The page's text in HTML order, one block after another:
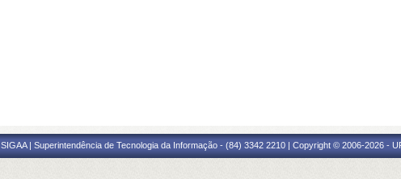
SIGAA | Superintendência de Tecnologia da Informação - (84) 3342 2210 | Copyright © 2006-2026 -